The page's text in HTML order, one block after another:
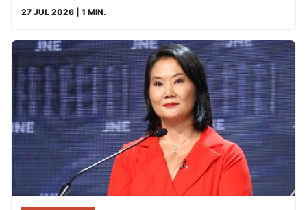
27 JUL 2026 | 1 MIN.